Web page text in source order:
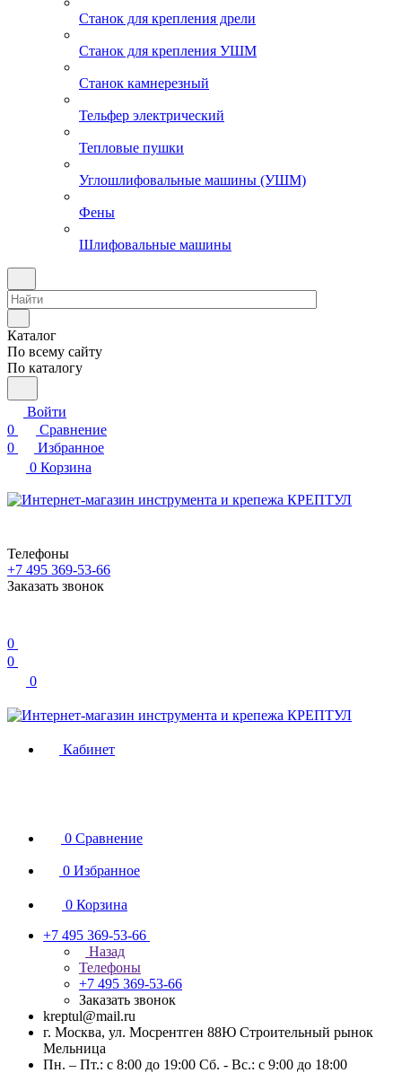
Станок для крепления дрели
Станок для крепления УШМ
Станок камнерезный
Тельфер электрический
Тепловые пушки
Углошлифовальные машины (УШМ)
Фены
Шлифовальные машины
Каталог
По всему сайту
По каталогу
Войти
0
Сравнение
0
Избранное
0 Корзина
Телефоны
+7 495 369-53-66
Заказать звонок
0
0
0
Кабинет
0 Сравнение
0 Избранное
0 Корзина
+7 495 369-53-66
Назад
Телефоны
+7 495 369-53-66
Заказать звонок
kreptul@mail.ru
г. Москва, ул. Мосрентген 88Ю Строительный рынок
Мельница
Пн. – Пт.: с 8:00 до 19:00 Сб. - Вс.: с 9:00 до 18:00